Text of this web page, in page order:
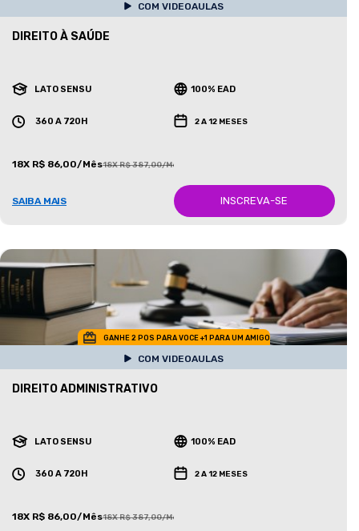
COM VIDEOAULAS
DIREITO À SAÚDE
LATO SENSU 100% EAD
360 A 720H 2 A 12 MESES
18X R$ 86,00/Mês18X R$ 387,00/Mês
SAIBA MAIS INSCREVA-SE
GANHE 2 POS PARA VOCE +1 PARA UM AMIGO
COM VIDEOAULAS
DIREITO ADMINISTRATIVO
LATO SENSU 100% EAD
360 A 720H 2 A 12 MESES
18X R$ 86,00/Mês18X R$ 387,00/Mês